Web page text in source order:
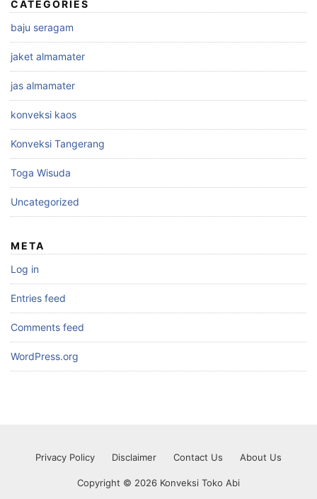
CATEGORIES
baju seragam
jaket almamater
jas almamater
konveksi kaos
Konveksi Tangerang
Toga Wisuda
Uncategorized
META
Log in
Entries feed
Comments feed
WordPress.org
Privacy Policy Disclaimer Contact Us About Us
Copyright © 2026 Konveksi Toko Abi